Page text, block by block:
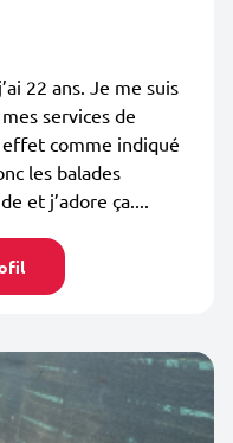
22 ans. Je me suis
services de
effet comme indiqué
les balades
et j’adore ça....